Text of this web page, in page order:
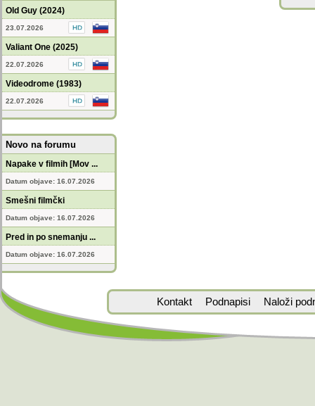
Old Guy (2024)
23.07.2026
Valiant One (2025)
22.07.2026
Videodrome (1983)
22.07.2026
Novo na forumu
Napake v filmih [Mov ...
Datum objave: 16.07.2026
Smešni filmčki
Datum objave: 16.07.2026
Pred in po snemanju ...
Datum objave: 16.07.2026
Kontakt Podnapisi Naloži